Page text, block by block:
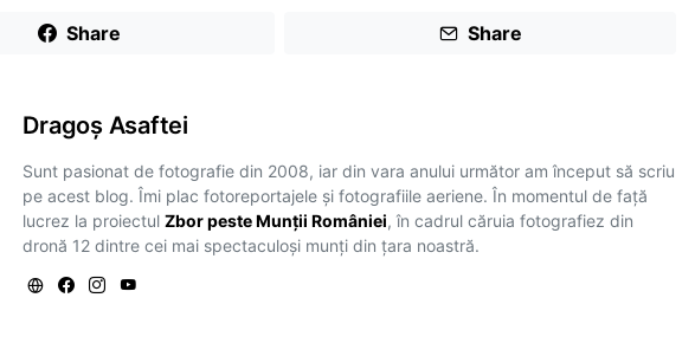
Share Share
Dragoş Asaftei
Sunt pasionat de fotografie din 2008, iar din vara anului următor am început să scriu
pe acest blog. Îmi plac fotoreportajele și fotografiile aeriene. În momentul de față
lucrez la proiectulZbor peste Munții României, în cadrul căruia fotografiez din
dronă 12 dintre cei mai spectaculoși munți din țara noastră.